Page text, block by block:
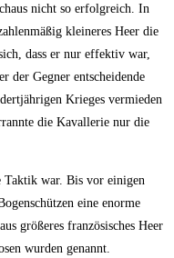
nicht so erfolgreich. In
kleineres Heer die
dass er nur effektiv war,
der Gegner entscheidende
Krieges vermieden
die Kavallerie nur die
war. Bis vor einigen
eine enorme
größeres französisches Heer
wurden genannt.